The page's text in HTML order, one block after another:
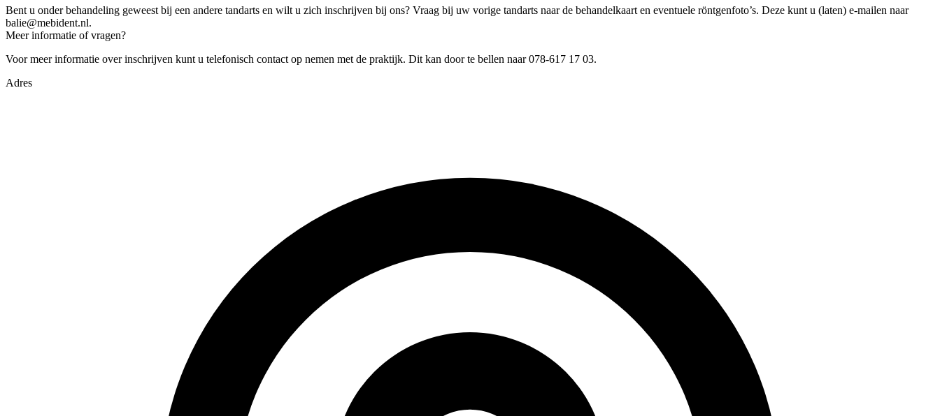
veld
leeg
te
Bent u onder behandeling geweest bij een andere tandarts en wilt u zich inschrijven bij ons? Vraag bij uw vorige tandarts naar de behandelkaart en eventuele röntgenfoto’s. Deze kunt u (laten) e-mailen naar
balie@mebident.nl.
Meer informatie of vragen?
Voor meer informatie over inschrijven kunt u telefonisch contact op nemen met de praktijk. Dit kan door te bellen naar078-617 17 03.
Adres